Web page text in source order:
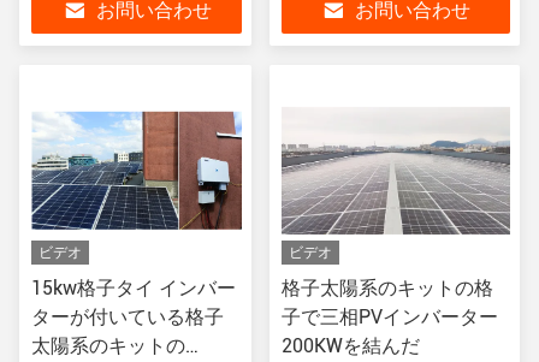
タイ
お問い合わせ お問い合わせ
ビデオ
15kw格子タイ インバー
ターが付いている格子
太陽系のキットの
ビデオ
格子太陽系のキットの格
子で三相PVインバーター
200KWを結んだ